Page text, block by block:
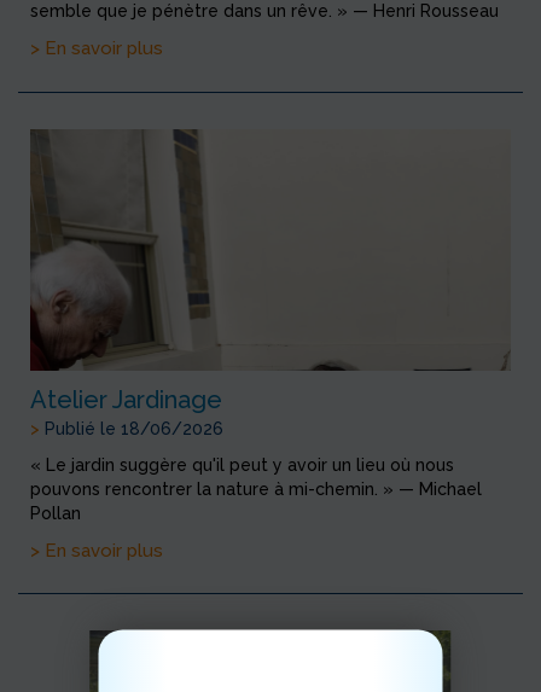
semble que je pénètre dans un rêve. » — Henri Rousseau
> En savoir plus
Atelier Jardinage
> Publié le 18/06/2026
« Le jardin suggère qu'il peut y avoir un lieu où nous
pouvons rencontrer la nature à mi-chemin. » — Michael
Pollan
> En savoir plus